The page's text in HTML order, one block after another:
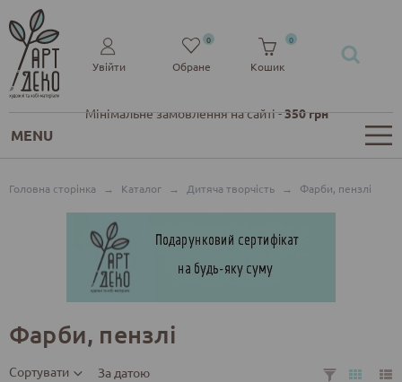
Мінімальне замовлення на сайті -350 грн
Увійти Обране
0
Кошик
0
MENU
Головна сторінка → Каталог → Дитяча творчість → Фарби, пензлі
Фарби, пензлі
Сортувати За датою